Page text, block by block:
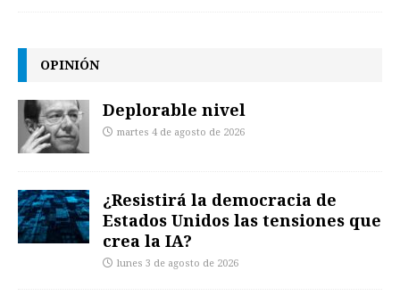
OPINIÓN
Deplorable nivel
martes 4 de agosto de 2026
¿Resistirá la democracia de
Estados Unidos las tensiones que
crea la IA?
lunes 3 de agosto de 2026